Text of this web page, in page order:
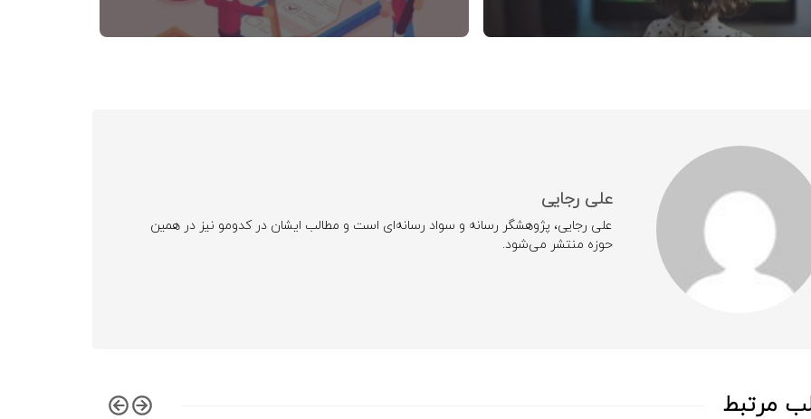
علی رجایی
علی رجایی، پژوهشگر رسانه و سواد رسانه‌ای است و مطالب ایشان در کدومو نیز در همین
حوزه منتشر می‌شود.
مرتبط